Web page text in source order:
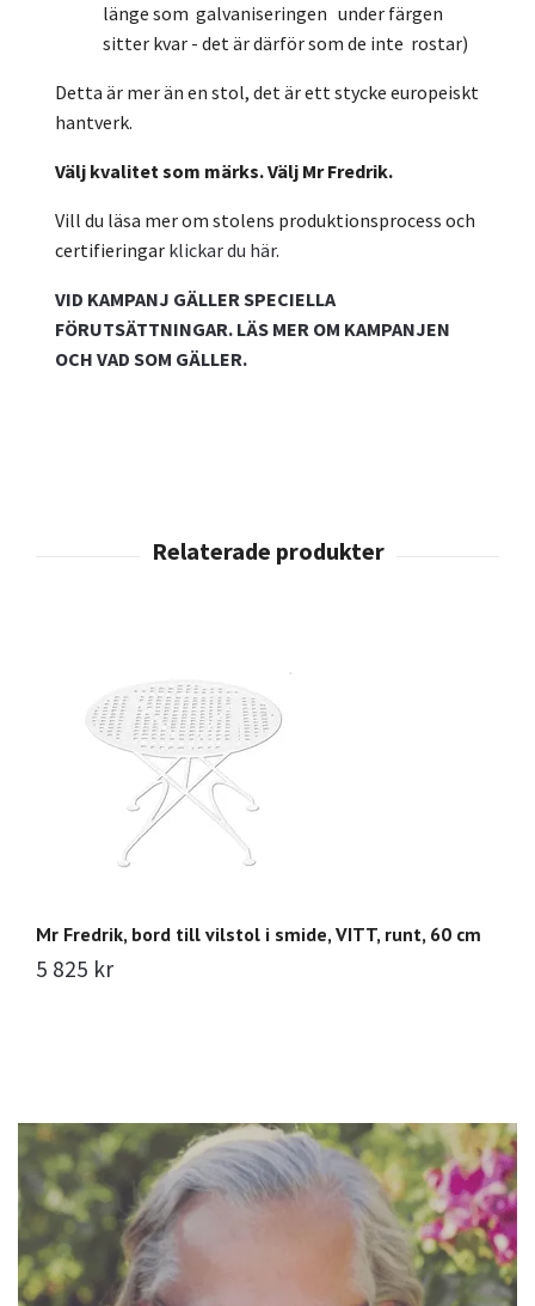
länge som galvaniseringen under färgen
sitter kvar - det är därför som de inte rostar)
Detta är mer än en stol, det är ett stycke europeiskt
hantverk.
Välj kvalitet som märks. Välj Mr Fredrik.
Vill du läsa mer om stolens produktionsprocess och
certifieringar klickar du här.
VID KAMPANJ GÄLLER SPECIELLA
FÖRUTSÄTTNINGAR. LÄS MER OM KAMPANJEN
OCH VAD SOM GÄLLER.
Mr Fredrik, bord till vilstol i smide, VITT, runt, 60 cm
5 825 kr